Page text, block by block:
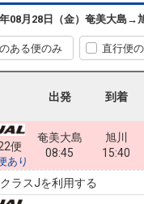
08月28日（金） 奄美大島 →
ある便のみ 直行便
出発 到着
便
あり
奄美大島
08:45
旭川
15:40
クラスJを利用する